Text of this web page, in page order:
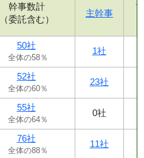
幹事数計
（委託含む）
主幹事
50社
全体の58％
1社
52社
全体の60％
23社
55社
全体の64％
0社
76社
全体の88％
11社